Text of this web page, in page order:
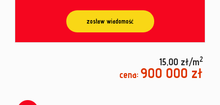
zostaw wiadomość
15,00 zł/m2
cena: 900 000 zł